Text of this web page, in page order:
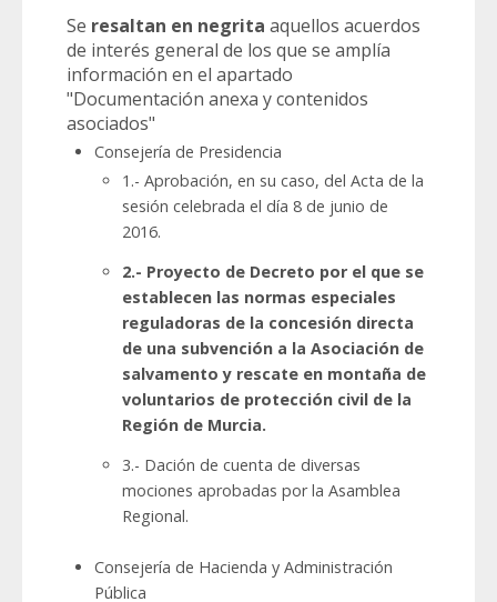
Se resaltan en negrita aquellos acuerdos
de interés general de los que se amplía
información en el apartado
"Documentación anexa y contenidos
asociados"
Consejería de Presidencia
1.- Aprobación, en su caso, del Acta de la
sesión celebrada el día 8 de junio de
2016.
2.- Proyecto de Decreto por el que se
establecen las normas especiales
reguladoras de la concesión directa
de una subvención a la Asociación de
salvamento y rescate en montaña de
voluntarios de protección civil de la
Región de Murcia.
3.- Dación de cuenta de diversas
mociones aprobadas por la Asamblea
Regional.
Consejería de Hacienda y Administración
Pública